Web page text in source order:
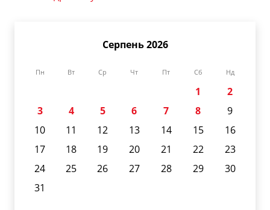
Серпень 2026
Пн Вт Ср Чт Пт Сб Нд
1
2
3
4 5 6 7 8
9
10
11 12 13 14 15
16
17
18 19 20 21 22
23
24
25 26 27 28 29
30
31